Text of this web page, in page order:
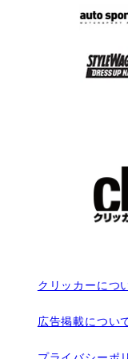
クリッカーにつ
広告掲載につい